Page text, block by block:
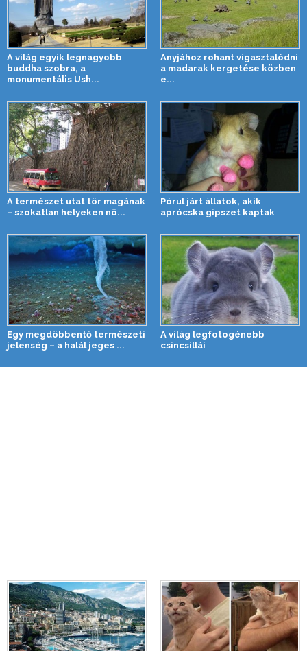
A világ egyik legnagyobb
buddha szobra, a
monumentális Ush...
Anyjához rohant vigasztalódni
a madarak kergetése közben
e...
A természet utat tör magának
– szokatlan helyeken nö...
Pórul járt állatok, akik
aprócska gipszet kaptak
Egy megdöbbentő természeti
jelenség – a halál jeges ...
A világ legfotogénebb
csincsillái